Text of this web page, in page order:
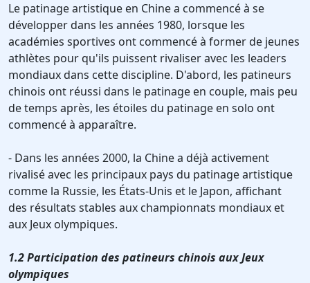
Le patinage artistique en Chine a commencé à se
développer dans les années 1980, lorsque les
académies sportives ont commencé à former de jeunes
athlètes pour qu'ils puissent rivaliser avec les leaders
mondiaux dans cette discipline. D'abord, les patineurs
chinois ont réussi dans le patinage en couple, mais peu
de temps après, les étoiles du patinage en solo ont
commencé à apparaître.
- Dans les années 2000, la Chine a déjà activement
rivalisé avec les principaux pays du patinage artistique
comme la Russie, les États-Unis et le Japon, affichant
des résultats stables aux championnats mondiaux et
aux Jeux olympiques.
1.2 Participation des patineurs chinois aux Jeux
olympiques